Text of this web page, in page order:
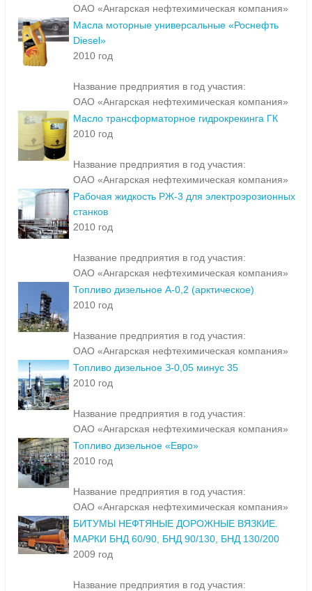
ОАО «Ангарская нефтехимическая компания»
Масла моторные универсальные «Роснефть
Diesel»
2010 год
Название предприятия в год участия:
ОАО «Ангарская нефтехимическая компания»
Масло трансформаторное гидрокрекинга ГК
2010 год
Название предприятия в год участия:
ОАО «Ангарская нефтехимическая компания»
Рабочая жидкость РЖ-3 для электроэрозионных
станков
2010 год
Название предприятия в год участия:
ОАО «Ангарская нефтехимическая компания»
Топливо дизельное А-0,2 (арктическое)
2010 год
Название предприятия в год участия:
ОАО «Ангарская нефтехимическая компания»
Топливо дизельное З-0,05 минус 35
2010 год
Название предприятия в год участия:
ОАО «Ангарская нефтехимическая компания»
Топливо дизельное «Евро»
2010 год
Название предприятия в год участия:
ОАО «Ангарская нефтехимическая компания»
БИТУМЫ НЕФТЯНЫЕ ДОРОЖНЫЕ ВЯЗКИЕ.
МАРКИ БНД 60/90, БНД 90/130, БНД 130/200
2009 год
Название предприятия в год участия: